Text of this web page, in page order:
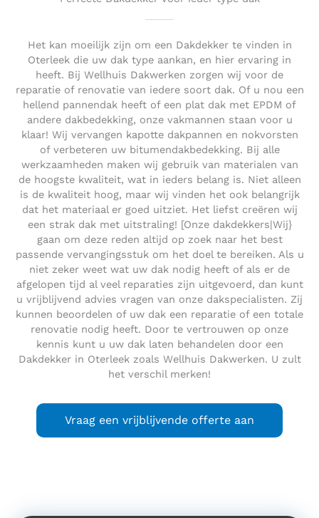
Het kan moeilijk zijn om een Dakdekker te vinden in
Oterleek die uw dak type aankan, en hier ervaring in
heeft. Bij Wellhuis Dakwerken zorgen wij voor de
reparatie of renovatie van iedere soort dak. Of u nou een
hellend pannendak heeft of een plat dak met EPDM of
andere dakbedekking, onze vakmannen staan voor u
klaar! Wij vervangen kapotte dakpannen en nokvorsten
of verbeteren uw bitumendakbedekking. Bij alle
werkzaamheden maken wij gebruik van materialen van
de hoogste kwaliteit, wat in ieders belang is. Niet alleen
is de kwaliteit hoog, maar wij vinden het ook belangrijk
dat het materiaal er goed uitziet. Het liefst creëren wij
een strak dak met uitstraling! [Onze dakdekkers|Wij}
gaan om deze reden altijd op zoek naar het best
passende vervangingsstuk om het doel te bereiken. Als u
niet zeker weet wat uw dak nodig heeft of als er de
afgelopen tijd al veel reparaties zijn uitgevoerd, dan kunt
u vrijblijvend advies vragen van onze dakspecialisten. Zij
kunnen beoordelen of uw dak een reparatie of een totale
renovatie nodig heeft. Door te vertrouwen op onze
kennis kunt u uw dak laten behandelen door een
Dakdekker in Oterleek zoals Wellhuis Dakwerken. U zult
het verschil merken!
Vraag een vrijblijvende offerte aan